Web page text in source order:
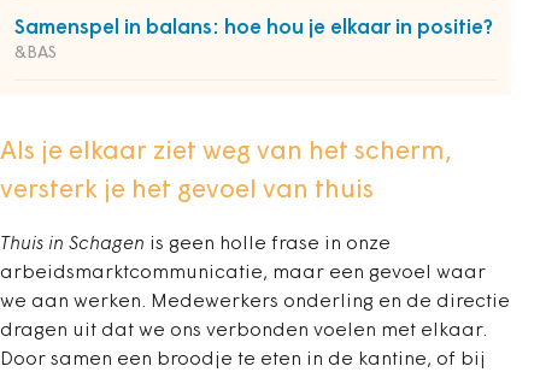
Samenspel in balans: hoe hou je elkaar in positie?
&BAS
Als je elkaar ziet weg van het scherm,
versterk je het gevoel van thuis
Thuis in Schagen is geen holle frase in onze
arbeidsmarktcommunicatie, maar een gevoel waar
we aan werken. Medewerkers onderling en de directie
dragen uit dat we ons verbonden voelen met elkaar.
Door samen een broodje te eten in de kantine, of bij